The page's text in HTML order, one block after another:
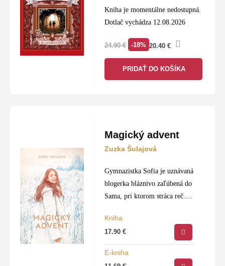
Kniha je momentálne nedostupná.
Dotlač vychádza 12.08.2026
24.90€ -18% 20.40 €
PRIDAŤ DO KOŠÍKA
Magický advent
Zuzka Šulajová
Gymnazistka Sofia je uznávaná
blogerka bláznivo zaľúbená do
Sama, pri ktorom stráca reč.
poradkyni Karine sa tiež nedarí
zaujať idol svojich snov. Takže
obsah ich rozhovorov…
Kniha
17.90€
E-kniha